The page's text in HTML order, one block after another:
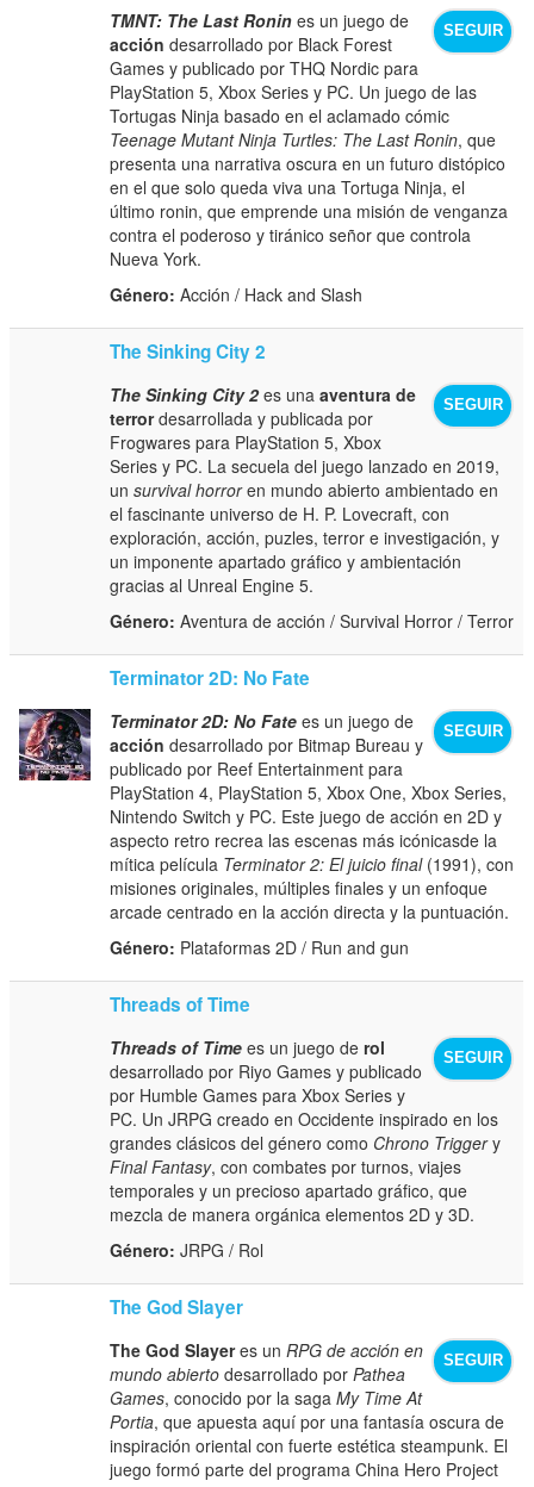
SEGUIR
TMNT: The Last Ronin es un juego de
acción desarrollado por Black Forest
Games y publicado por THQ Nordic para
PlayStation 5, Xbox Series y PC. Un juego de las
Tortugas Ninja basado en el aclamado cómic
Teenage Mutant Ninja Turtles: The Last Ronin, que
presenta una narrativa oscura en un futuro distópico
en el que solo queda viva una Tortuga Ninja, el
último ronin, que emprende una misión de venganza
contra el poderoso y tiránico señor que controla
Nueva York.
Género: Acción / Hack and Slash
The Sinking City 2
SEGUIR
The Sinking City 2es unaaventura de
terrordesarrollada y publicada por
Frogwares para PlayStation 5, Xbox
Series y PC. La secuela del juego lanzado en 2019,
unsurvival horroren mundo abierto ambientado en
el fascinante universo de H. P. Lovecraft, con
exploración, acción, puzles, terror e investigación, y
un imponente apartado gráfico y ambientación
gracias al Unreal Engine 5.
Género: Aventura de acción / Survival Horror / Terror
Terminator 2D: No Fate
SEGUIR
Terminator 2D: No Fate es un juego de
acción desarrollado por Bitmap Bureau y
publicado por Reef Entertainment para
PlayStation 4, PlayStation 5, Xbox One, Xbox Series,
Nintendo Switch y PC. Este juego de acción en 2D y
aspecto retro recrea las escenas más icónicasde la
mítica película Terminator 2: El juicio final(1991), con
misiones originales, múltiples finales y un enfoque
arcade centrado en la acción directa y la puntuación.
Género: Plataformas 2D / Run and gun
Threads of Time
SEGUIR
Threads of Time es un juego derol
desarrollado por Riyo Games y publicado
por Humble Games para Xbox Series y
PC. Un JRPG creado en Occidente inspirado en los
grandes clásicos del género como Chrono Triggery
Final Fantasy, con combates por turnos, viajes
temporales y un precioso apartado gráfico, que
mezcla de manera orgánica elementos 2D y 3D.
Género: JRPG / Rol
The God Slayer
SEGUIR
The God Slayeres un RPG de acción en
mundo abierto desarrollado porPathea
Games, conocido por la sagaMy Time At
Portia, que apuesta aquí por una fantasía oscura de
inspiración oriental con fuerte estética steampunk. El
juego formó parte del programa China Hero Project